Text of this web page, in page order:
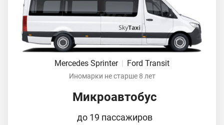
Mercedes Sprinter | Ford Transit
Иномарки не старше 8 лет
Микроавтобус
до 19 пассажиров